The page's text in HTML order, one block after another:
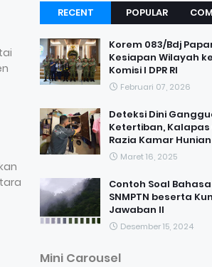
RECENT POPULAR
Korem 083/Bdj
Kesiapan Wilayah
Komisi I DPR RI
Februari 07, 2026
Deteksi Dini
Ketertiban,
Razia Kamar Hunian
Maret 16, 2025
Contoh Soal
SNMPTN beserta
Jawaban II
Desember 15, 2024
Mini Carousel